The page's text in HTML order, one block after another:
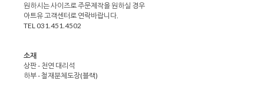
원하시는 사이즈로 주문제작을 원하실 경우
아트유 고객센터로 연락바랍니다.
TEL 031.451.4502
소재
상판 - 천연 대리석
하부 - 철재분체도장(블랙)